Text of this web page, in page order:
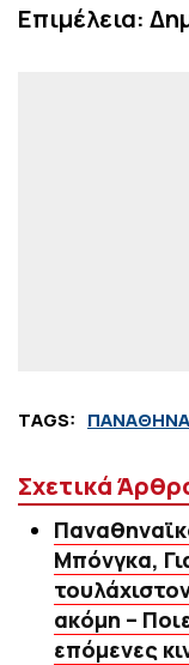
Επιμέλεια:
TAGS:
Σχετικά
Μπόνγκα,
ακόμη –
επόμενες